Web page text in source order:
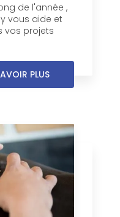
de l'année ,
vous aide et
vos projets
PLUS